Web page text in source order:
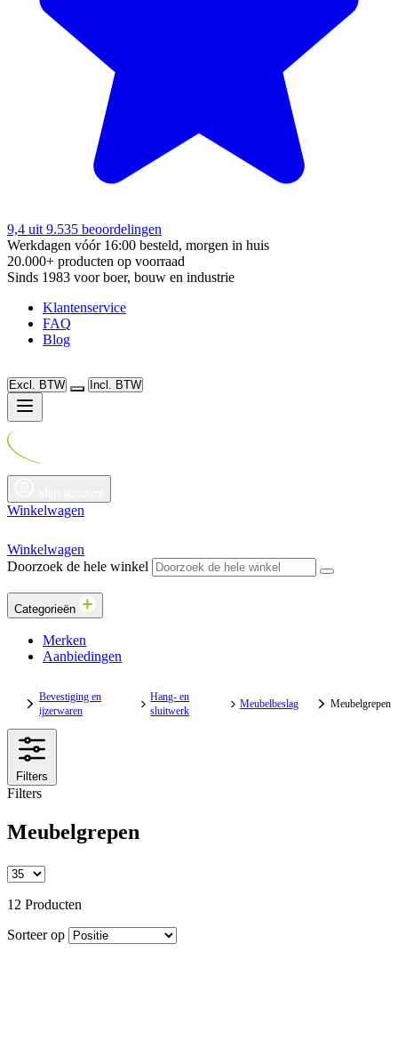
9,4 uit 9.535 beoordelingen
Werkdagen vóór 16:00 besteld, morgen in huis
20.000+ producten op voorraad
Sinds 1983 voor boer, bouw en industrie
Klantenservice
FAQ
Blog
Excl. BTW Incl. BTW
Winkelwagen
Winkelwagen
Doorzoek de hele winkel
Categorieën
Merken
Aanbiedingen
Bevestiging en
ijzerwaren
Hang- en
sluitwerk
Meubelbeslag Meubelgrepen
Filters
Filters
Meubelgrepen
12 Producten
Sorteer op